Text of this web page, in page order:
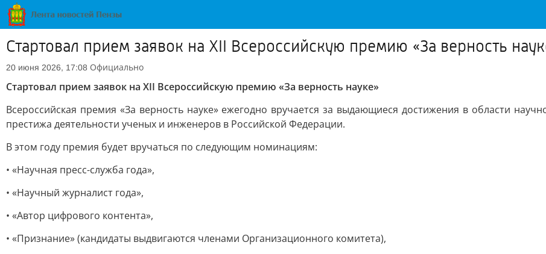
Стартовал прием заявок на XII Всероссийскую премию «За верность
20 июня 2026, 17:08 Официально
Стартовал прием заявок на XII Всероссийскую премию «За верность науке»
Всероссийская премия «За верность науке» ежегодно вручается за выдающиеся достижения в области
престижа деятельности ученых и инженеров в Российской Федерации.
В этом году премия будет вручаться по следующим номинациям:
• «Научная пресс-служба года»,
• «Научный журналист года»,
• «Автор цифрового контента»,
• «Признание» (кандидаты выдвигаются членами Организационного комитета),